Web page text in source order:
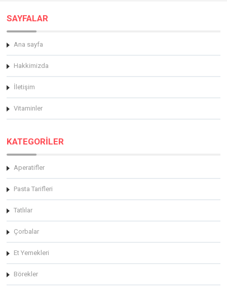
SAYFALAR
Ana sayfa
Hakkimizda
İletişim
Vitaminler
KATEGORİLER
Aperatifler
Pasta Tarifleri
Tatlılar
Çorbalar
Et Yemekleri
Börekler